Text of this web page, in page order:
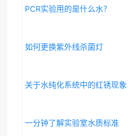
PCR实验用的是什么水？
如何更换紫外线杀菌灯
关于水纯化系统中的红锈现象
一分钟了解实验室水质标准